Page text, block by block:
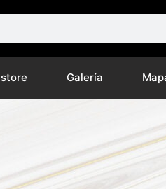
Galería